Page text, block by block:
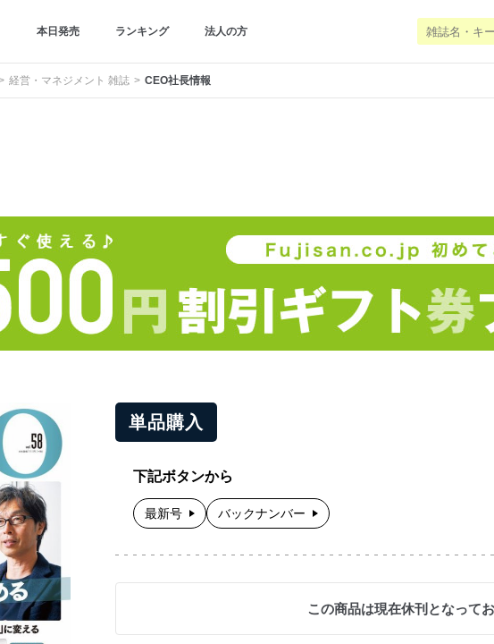
本日発売 ランキング 法人の方
経営・マネジメント 雑誌 CEO社長情報
単品購入
下記ボタンから
最新号 バックナンバー
この商品は現在休刊となってお